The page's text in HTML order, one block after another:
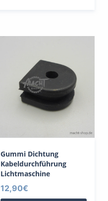
Gummi Dichtung
Kabeldurchführung
Lichtmaschine
12,90€